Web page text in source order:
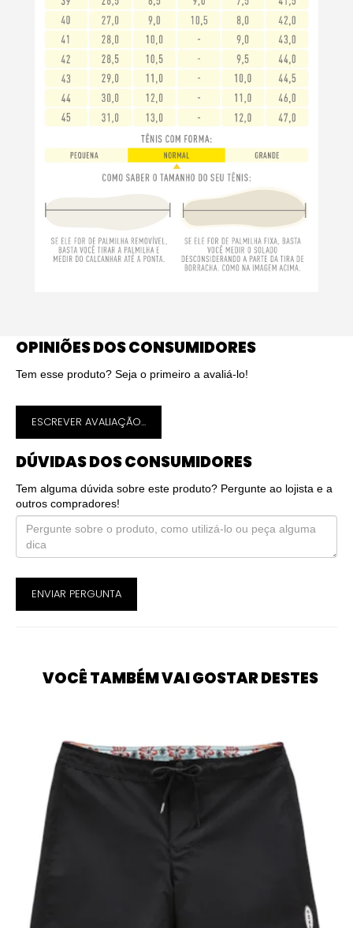
OPINIÕES DOS CONSUMIDORES
Tem esse produto? Seja o primeiro a avaliá-lo!
ESCREVER AVALIAÇÃO...
DÚVIDAS DOS CONSUMIDORES
Tem alguma dúvida sobre este produto? Pergunte ao lojista e a
outros compradores!
ENVIAR PERGUNTA
VOCÊ TAMBÉM VAI GOSTAR DESTES